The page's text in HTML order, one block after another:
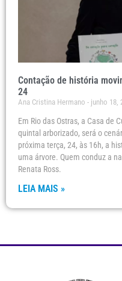
Contação de história
24
Ana Cristina Hermano junho 18,
Em Rio das Ostras, a Casa de
quintal arborizado, será o
próxima terça, 24, às 16h, a
uma árvore. Quem conduz a
Renata Ross.
LEIA MAIS »